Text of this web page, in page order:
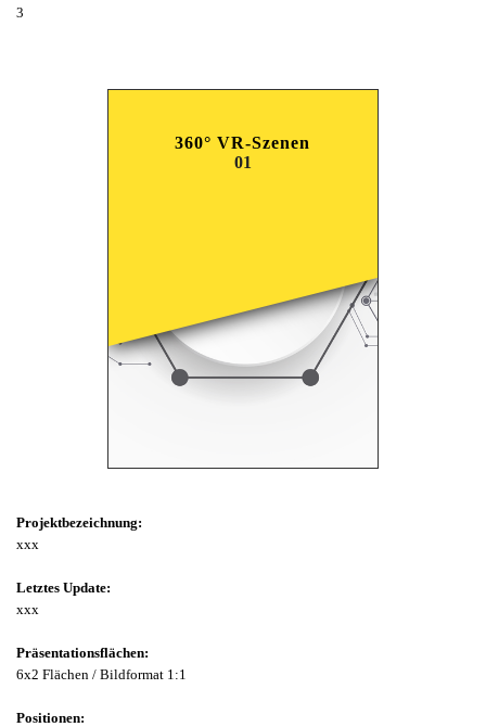
3
360° VR-Szenen
01
Projektbezeichnung:
xxx
Letztes Update:
xxx
Präsentationsflächen:
6x2 Flächen / Bildformat 1:1
Positionen: